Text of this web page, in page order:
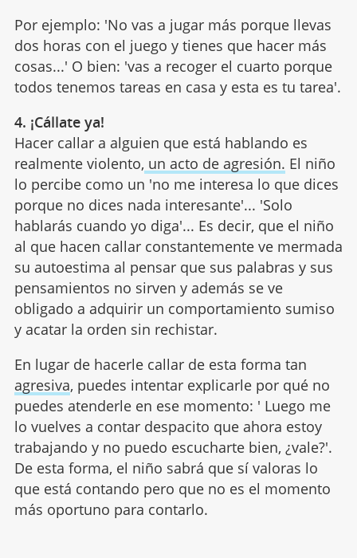
Por ejemplo: 'No vas a jugar más porque llevas
dos horas con el juego y tienes que hacer más
cosas...' O bien: 'vas a recoger el cuarto porque
todos tenemos tareas en casa y esta es tu tarea'.
4. ¡Cállate ya!
Hacer callar a alguien que está hablando es
realmente violento, un acto de agresión. El niño
lo percibe como un 'no me interesa lo que dices
porque no dices nada interesante'... 'Solo
hablarás cuando yo diga'... Es decir, que el niño
al que hacen callar constantemente ve mermada
su autoestima al pensar que sus palabras y sus
pensamientos no sirven y además se ve
obligado a adquirir un comportamiento sumiso
y acatar la orden sin rechistar.
En lugar de hacerle callar de esta forma tan
agresiva, puedes intentar explicarle por qué no
puedes atenderle en ese momento: ' Luego me
lo vuelves a contar despacito que ahora estoy
trabajando y no puedo escucharte bien, ¿vale?'.
De esta forma, el niño sabrá que sí valoras lo
que está contando pero que no es el momento
más oportuno para contarlo.